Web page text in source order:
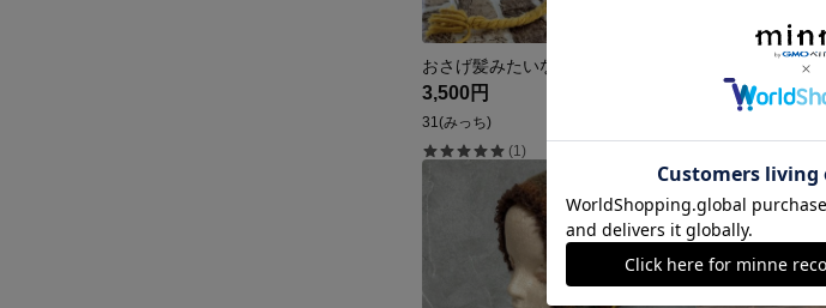
3,500円
31(みっち)
(1)
モヘアボンネット
500円
(4)